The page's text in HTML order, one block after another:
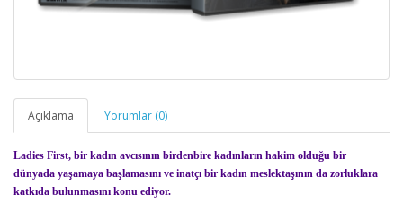
Açıklama Yorumlar (0)
Ladies First, bir kadın avcısının birdenbire kadınların hakim olduğu bir
dünyada yaşamaya başlamasını ve inatçı bir kadın meslektaşının da zorluklara
katkıda bulunmasını konu ediyor.